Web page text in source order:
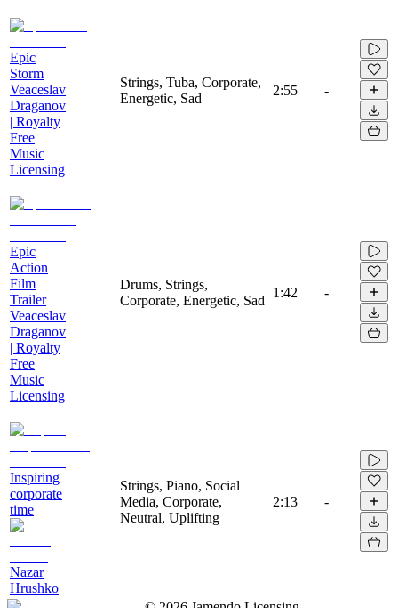
Epic
Storm
Veaceslav
Draganov
| Royalty
Free
Music
Licensing
Strings, Tuba, Corporate,
Energetic, Sad
2:55 -
Epic
Action
Film
Trailer
Veaceslav
Draganov
| Royalty
Free
Music
Licensing
Drums, Strings,
Corporate, Energetic, Sad
1:42 -
Inspiring
corporate
time
Nazar
Hrushko
Strings, Piano, Social
Media, Corporate,
Neutral, Uplifting
2:13 -